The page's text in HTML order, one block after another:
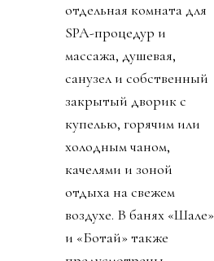
отдельная комната для
SPA-процедур и
массажа, душевая,
санузел и собственный
закрытый дворик с
купелью, горячим или
холодным чаном,
качелями и зоной
отдыха на свежем
воздухе. В банях «Шале»
и «Ботай» также